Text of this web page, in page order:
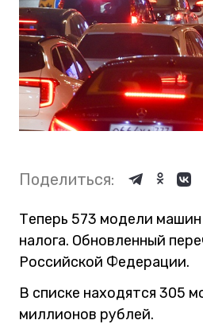
Поделиться:
Теперь 573 модели
налога. Обновленный
Российской Федерации.
В списке находятся 305
миллионов рублей.